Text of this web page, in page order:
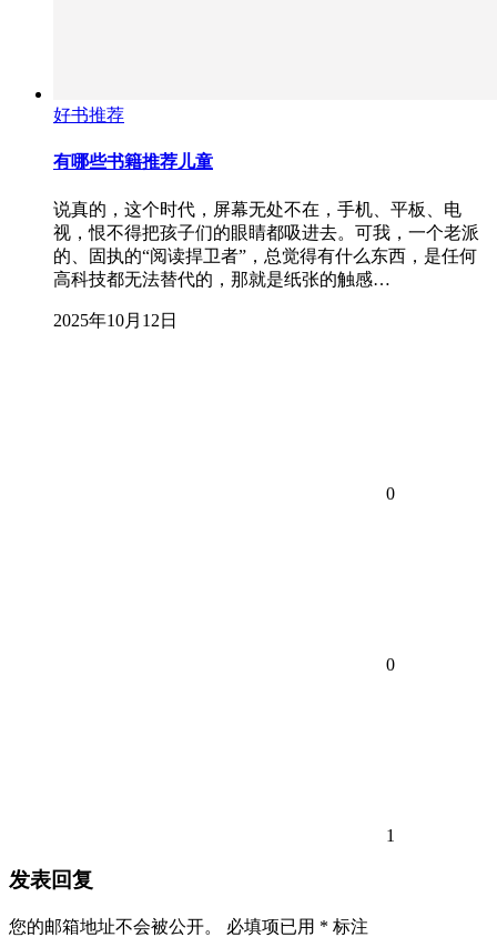
好书推荐
有哪些书籍推荐儿童
说真的，这个时代，屏幕无处不在，手机、平板、电
视，恨不得把孩子们的眼睛都吸进去。可我，一个老派
的、固执的“阅读捍卫者”，总觉得有什么东西，是任何
高科技都无法替代的，那就是纸张的触感…
2025年10月12日
0
0
1
发表回复
您的邮箱地址不会被公开。 必填项已用 * 标注